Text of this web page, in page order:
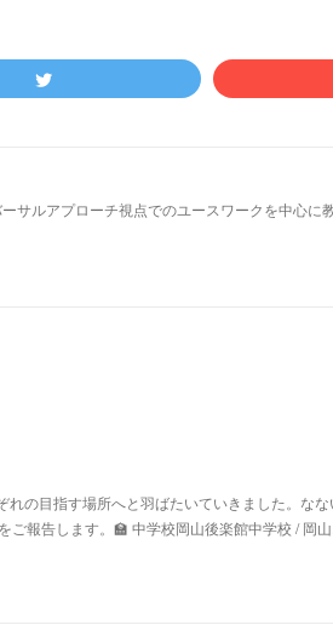
サルアプローチ視点でのユースワークを中心に
の目指す場所へと羽ばたいていきました。なな
報告します。🏫 中学校岡山後楽館中学校 / 岡山